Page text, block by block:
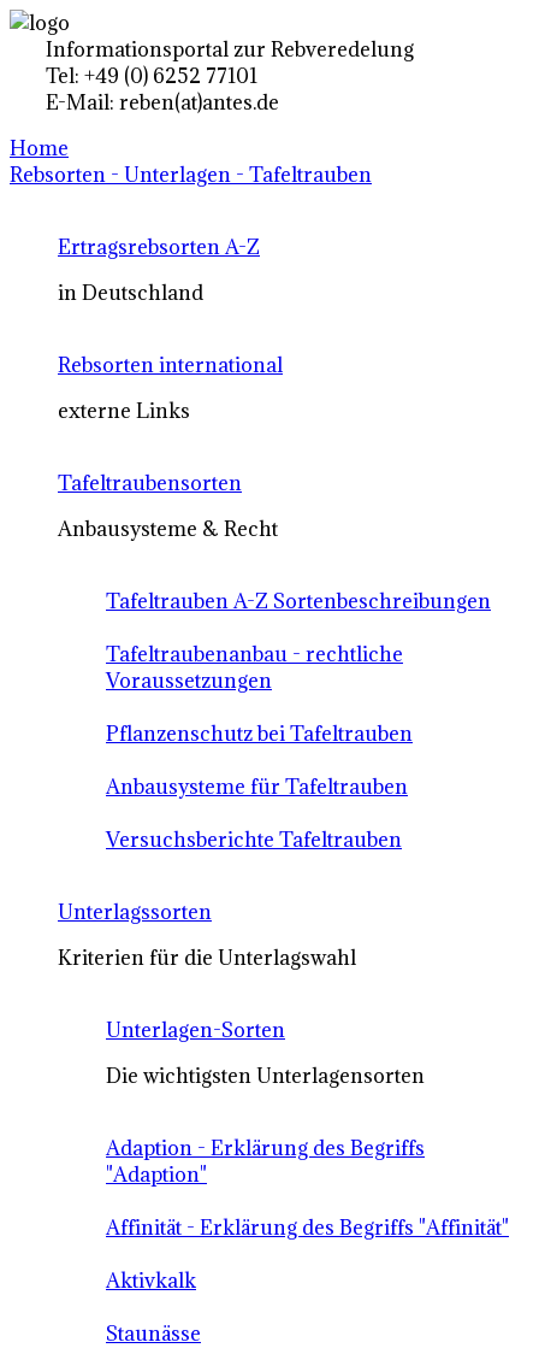
Informationsportal zur Rebveredelung
Tel: +49 (0) 6252 77101
E-Mail: reben(at)antes.de
Home
Rebsorten - Unterlagen - Tafeltrauben
Ertragsrebsorten A-Z
in Deutschland
Rebsorten international
externe Links
Tafeltraubensorten
Anbausysteme & Recht
Tafeltrauben A-Z Sortenbeschreibungen
Tafeltraubenanbau - rechtliche
Voraussetzungen
Pflanzenschutz bei Tafeltrauben
Anbausysteme für Tafeltrauben
Versuchsberichte Tafeltrauben
Unterlagssorten
Kriterien für die Unterlagswahl
Unterlagen-Sorten
Die wichtigsten Unterlagensorten
Adaption - Erklärung des Begriffs
"Adaption"
Affinität - Erklärung des Begriffs "Affinität"
Aktivkalk
Staunässe